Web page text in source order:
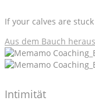
If your calves are
Aus dem Bauch
Intimität